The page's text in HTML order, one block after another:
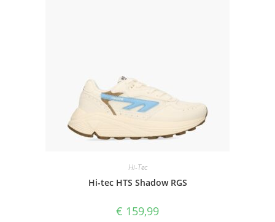
Hi-Tec
Hi-tec HTS Shadow RGS
€ 159,99